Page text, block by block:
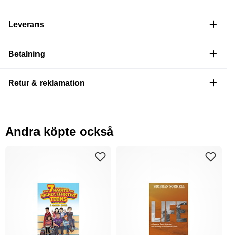
Leverans
Betalning
Retur & reklamation
Andra köpte också